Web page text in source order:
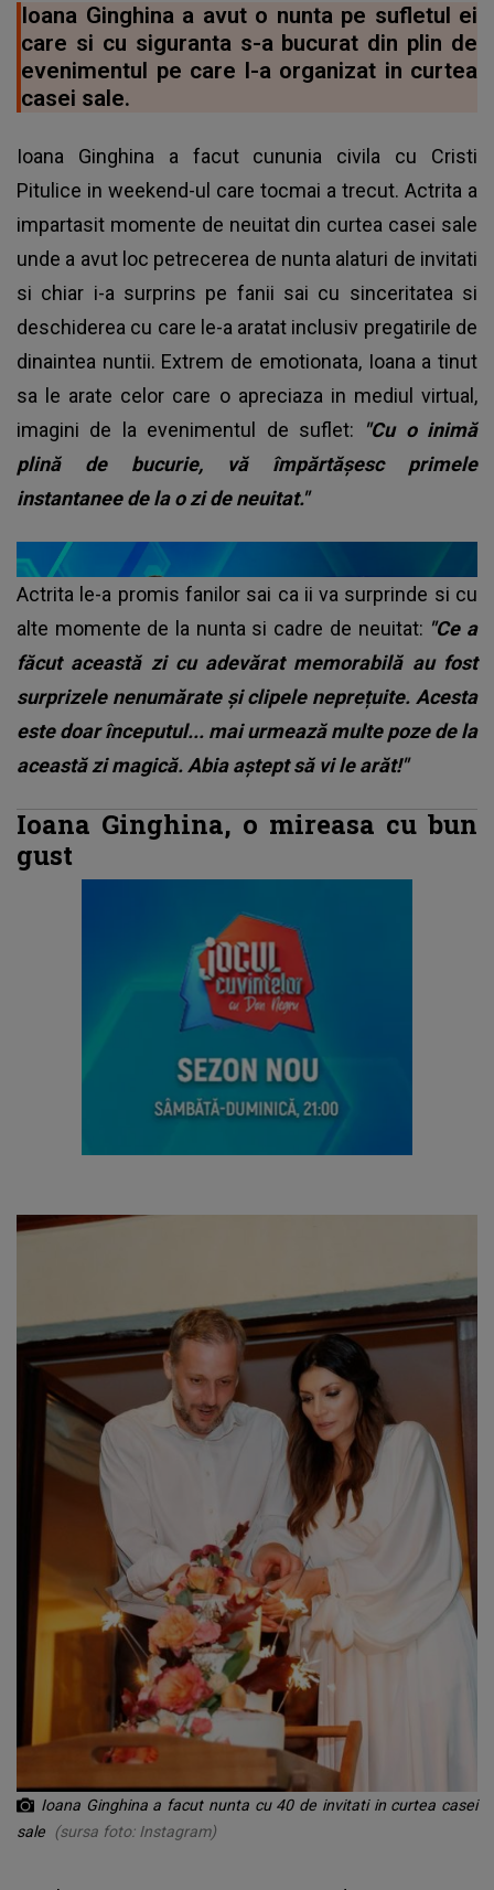
Ioana Ginghina a avut o nunta pe sufletul ei
care si cu siguranta s-a bucurat din plin de
evenimentul pe care l-a organizat in curtea
casei sale.
Ioana Ginghina a facut cununia civila cu Cristi
Pitulice in weekend-ul care tocmai a trecut. Actrita a
impartasit momente de neuitat din curtea casei sale
unde a avut loc petrecerea de nunta alaturi de invitati
si chiar i-a surprins pe fanii sai cu sinceritatea si
deschiderea cu care le-a aratat inclusiv pregatirile de
dinaintea nuntii. Extrem de emotionata, Ioana a tinut
sa le arate celor care o apreciaza in mediul virtual,
imagini de la evenimentul de suflet:
"Cu o inimă
plină de bucurie, vă împărtășesc primele
instantanee de la o zi de neuitat."
Actrita le-a promis fanilor sai ca ii va surprinde si cu
alte momente de la nunta si cadre de neuitat: "Ce a
făcut această zi cu adevărat memorabilă au fost
surprizele nenumărate și clipele neprețuite. Acesta
este doar începutul... mai urmează multe poze de la
această zi magică. Abia aștept să vi le arăt!"
Ioana Ginghina, o mireasa cu bun
gust
Ioana Ginghina a facut nunta cu 40 de invitati in curtea casei
sale (sursa foto: Instagram)